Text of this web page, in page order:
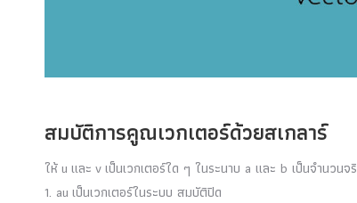
สมบัติการคูณเวกเตอร์ด้วยสเกลาร์
ให้u และ vเป็นเวกเตอร์ใด ๆ ในระนาบ a และ b เป็นจำนวนจ
1. au เป็นเวกเตอร์ในระบบ สมบัติปิด